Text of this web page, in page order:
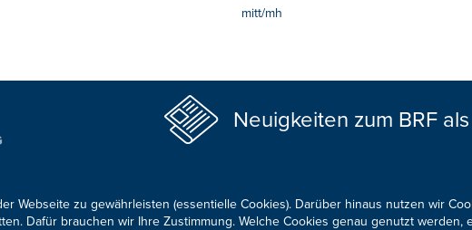
mitt/mh
Neuigkeiten zum BRF
Webseite zu gewährleisten (essentielle Cookies). Darüber hinaus nutzen wir
Dafür brauchen wir Ihre Zustimmung. Welche Cookies genau genutzt werden,